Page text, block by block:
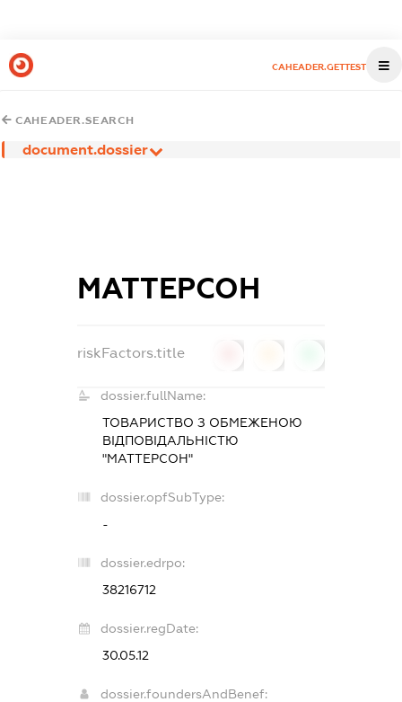
CAHEADER.GETTEST
CAHEADER.SEARCH
document.dossier
МАТТЕРСОН
riskFactors.title
dossier.fullName:
ТОВАРИСТВО З ОБМЕЖЕНОЮ
ВІДПОВІДАЛЬНІСТЮ
"МАТТЕРСОН"
dossier.opfSubType:
-
dossier.edrpo:
38216712
dossier.regDate:
30.05.12
dossier.foundersAndBenef: